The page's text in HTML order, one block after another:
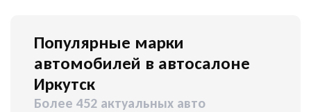
Популярные марки
автомобилей в автосалоне
Иркутск
Более 452 актуальных авто